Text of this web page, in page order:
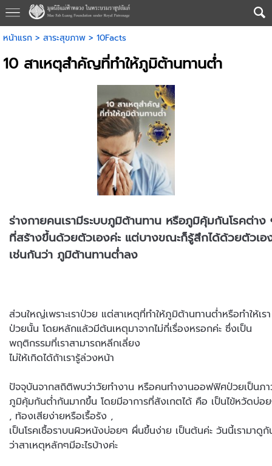
หน้าแรก > สาระสุขภาพ> 10Facts
10 สาเหตุสำคัญที่ทำให้ภูมิต้านทานต่ำ
ร่างกายคนเรามีระบบภูมิต้านทาน หรือภูมิคุ้มกันโรคต่าง
ที่สร้างขึ้นด้วยตัวเองค่ะ แต่บางขณะก็รู้สึกได้ด้วยตัวเอ
เช่นกันว่า ภูมิต้านทานต่ำลง
ส่วนใหญ่เพราะเราป่วย แต่สาเหตุที่ทำให้ภูมิต้านทานต่ำหรือทำให้เรา
ป่วยนั้น โดยหลักแล้วมีต้นเหตุมาจากไม่กี่เรื่องหรอกค่ะ ซึ่งเป็น
พฤติกรรมที่เราสามารถหลีกเลี่ยง
ไม่ให้เกิดได้ถ้าเรารู้ล่วงหน้า
ปัจจุบันจากสถิติพบว่าวัยทำงาน หรือคนทำงานออฟฟิศป่วยเป็นภา
ภูมิคุ้มกันต่ำกันมากขึ้น โดยมีอาการที่สังเกตได้ คือ เป็นไข้หวัดบ่อ
, ท้องเสียง่ายหรือเรื้อรัง ,
เป็นโรคเชื้อราบนผิวหนังบ่อยๆ ผื่นขึ้นง่าย เป็นต้นค่ะ วันนี้เรามาดู
ว่าสาเหตุหลักๆมีอะไรบ้างค่ะ